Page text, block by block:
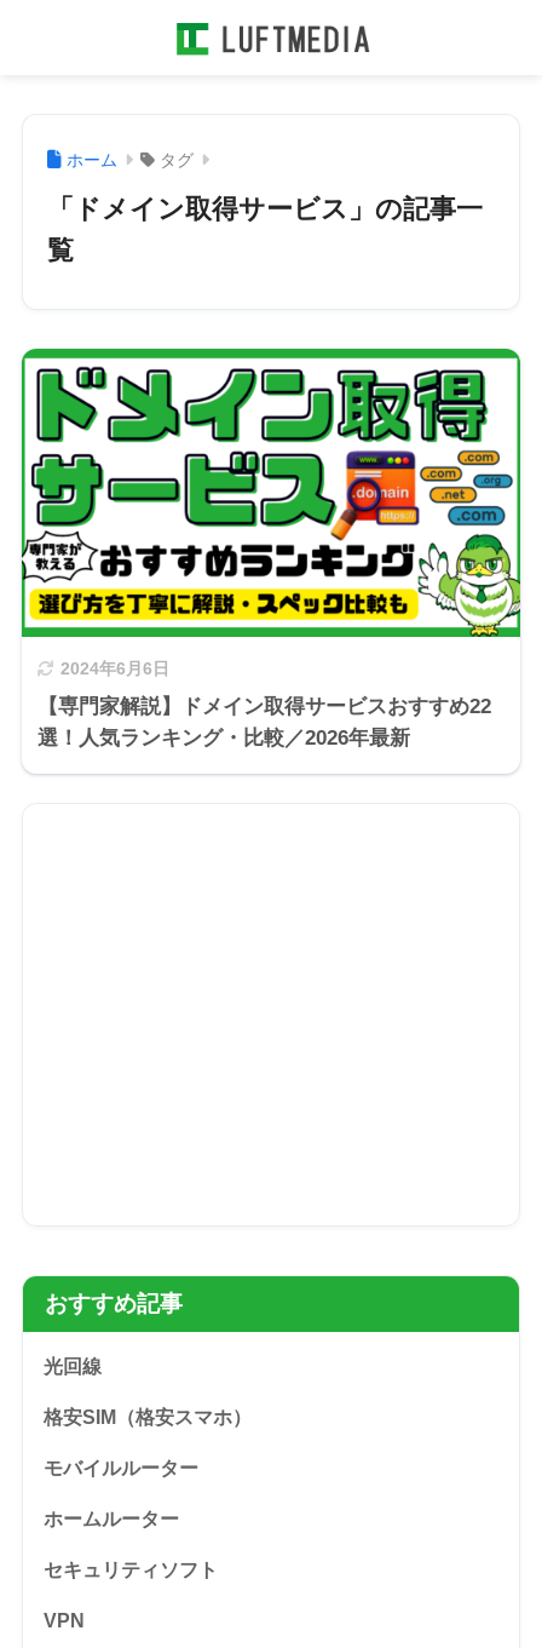
ホーム タグ
「ドメイン取得サービス」の記事一
覧
2024年6月6日
【専門家解説】ドメイン取得サービスおすすめ22
選！人気ランキング・比較／2026年最新
おすすめ記事
光回線
格安SIM（格安スマホ）
モバイルルーター
ホームルーター
セキュリティソフト
VPN